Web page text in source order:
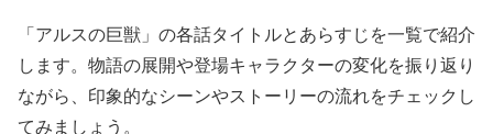
「アルスの巨獣」の各話タイトルとあらすじを一覧で紹介
します。物語の展開や登場キャラクターの変化を振り返り
ながら、印象的なシーンやストーリーの流れをチェックし
てみましょう。